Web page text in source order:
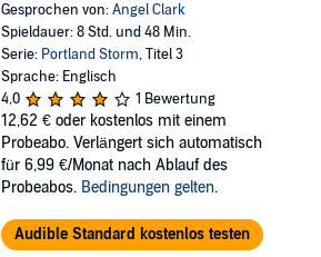
Gesprochen von:Angel Clark
Spieldauer: 8 Std. und 48 Min.
Serie: Portland Storm, Titel 3
Sprache: Englisch
4,0
1 Bewertung
12,62 € oder kostenlos mit einem
Probeabo. Verlängert sich automatisch
für 6,99 €/Monat nach Ablauf des
Probeabos. Bedingungen gelten.
Audible Standard kostenlos testen